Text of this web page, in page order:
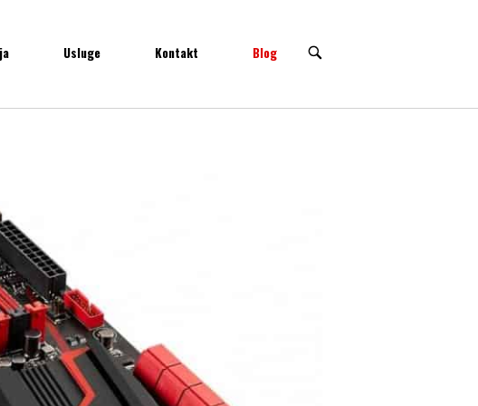
Usluge Kontakt Blog
OPEN